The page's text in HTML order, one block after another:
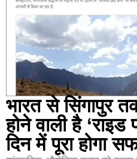
भारत से सिंगापुर
होने वाली है ‘राइड
दिन में पूरा होगा